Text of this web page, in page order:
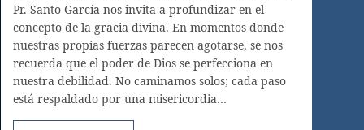
Pr. Santo García nos invita a profundizar en el
concepto de la gracia divina. En momentos donde
nuestras propias fuerzas parecen agotarse, se nos
recuerda que el poder de Dios se perfecciona en
nuestra debilidad. No caminamos solos; cada paso
está respaldado por una misericordia…